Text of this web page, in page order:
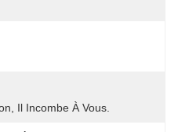
Il Incombe À Vous.